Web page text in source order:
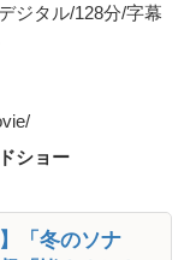
ジタル/128分/字幕
ショー
「冬のソナ